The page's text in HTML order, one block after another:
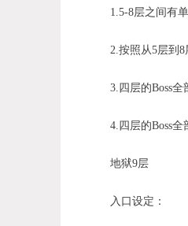
1.5-8层之间有单
2.按照从5层到8
3.四层的Boss全
4.四层的Boss全
地狱9层
入口设定：